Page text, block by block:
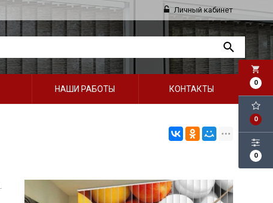
Личный кабинет
НАШИ РАБОТЫ КОНТАКТЫ
local_grocery_store
0
0
0